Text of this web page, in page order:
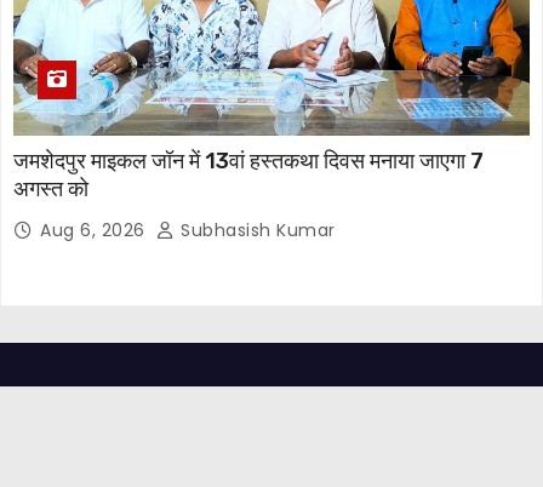
जमशेदपुर माइकल जॉन में 13वां हस्तकथा दिवस मनाया जाएगा 7
अगस्त को
Aug 6, 2026 Subhasish Kumar